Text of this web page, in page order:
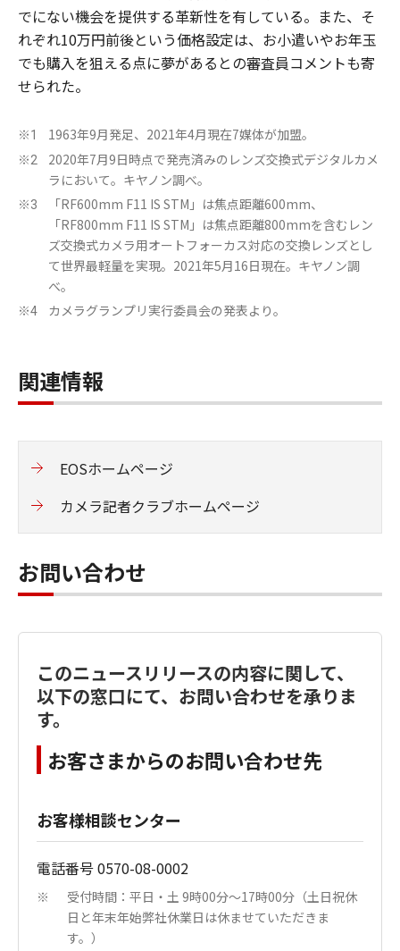
でにない機会を提供する革新性を有している。また、そ
れぞれ10万円前後という価格設定は、お小遣いやお年玉
でも購入を狙える点に夢があるとの審査員コメントも寄
せられた。
※1 1963年9月発足、2021年4月現在7媒体が加盟。
※2
2020年7月9日時点で発売済みのレンズ交換式デジタルカメ
ラにおいて。キヤノン調べ。
※3
「RF600mm F11 IS STM」は焦点距離600mm、
「RF800mm F11 IS STM」は焦点距離800mmを含むレン
ズ交換式カメラ用オートフォーカス対応の交換レンズとし
て世界最軽量を実現。2021年5月16日現在。キヤノン調
べ。
※4 カメラグランプリ実行委員会の発表より。
関連情報
EOSホームページ
カメラ記者クラブホームページ
お問い合わせ
このニュースリリースの内容に関して、
以下の窓口にて、お問い合わせを承りま
す。
お客さまからのお問い合わせ先
お客様相談センター
電話番号 0570-08-0002
※
受付時間：平日・土 9時00分～17時00分（土日祝休
日と年末年始弊社休業日は休ませていただきま
す。）